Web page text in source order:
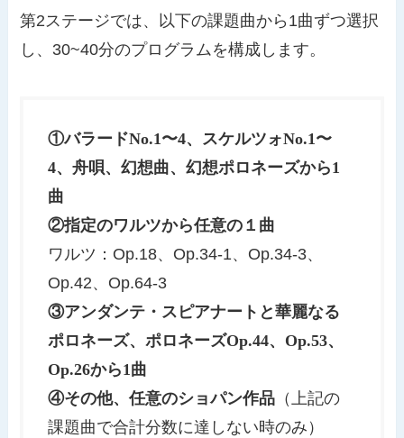
第2ステージでは、以下の課題曲から1曲ずつ選択
し、30~40分のプログラムを構成します。
①バラードNo.1〜4、スケルツォNo.1〜
4、舟唄、幻想曲、幻想ポロネーズから1
曲
②指定のワルツから任意の１曲
ワルツ：Op.18、Op.34-1、Op.34-3、
Op.42、Op.64-3
③アンダンテ・スピアナートと華麗なる
ポロネーズ、ポロネーズOp.44、Op.53、
Op.26から1曲
④その他、任意のショパン作品 （上記の
課題曲で合計分数に達しない時のみ）